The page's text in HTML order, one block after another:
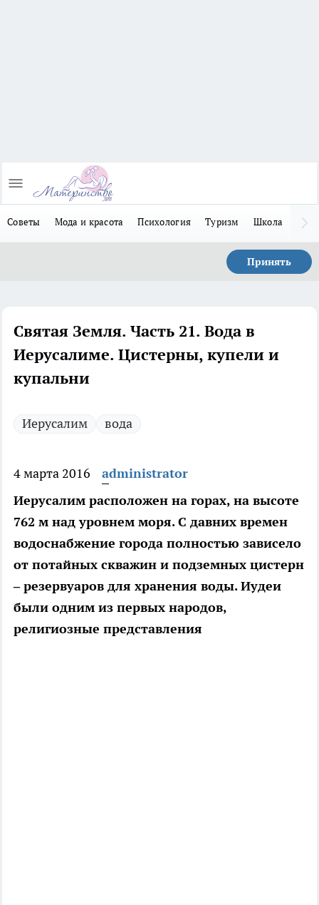
Советы Мода и красота Психология Туризм Школа
Принять
Святая Земля. Часть 21. Вода в
Иерусалиме. Цистерны, купели и
купальни
Иерусалим вода
4 марта 2016
administrator
Иерусалим расположен на горах, на высоте
762 м над уровнем моря. С давних времен
водоснабжение города полностью зависело
от потайных скважин и подземных цистерн
– резервуаров для хранения воды. Иудеи
были одним из первых народов,
религиозные представления